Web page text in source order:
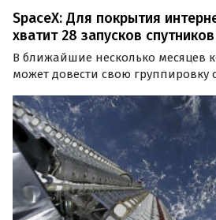
SpaceX: Для покрытия
хватит 28 запусков
В ближайшие несколько месяцев
может довести свою группировку
Этого может оказаться
развивающаяся услуга
достигла…